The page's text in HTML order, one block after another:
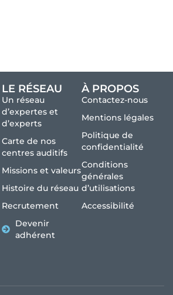
LE RÉSEAU
Un réseau
d’expertes et
d’experts
Carte de nos
centres auditifs
Missions et valeurs
Histoire du réseau
Recrutement
Devenir
adhérent
À PROPOS
Contactez-nous
Mentions légales
Politique de
confidentialité
Conditions
générales
d’utilisations
Accessibilité